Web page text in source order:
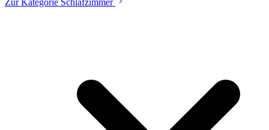
Zur Kategorie Schlafzimmer